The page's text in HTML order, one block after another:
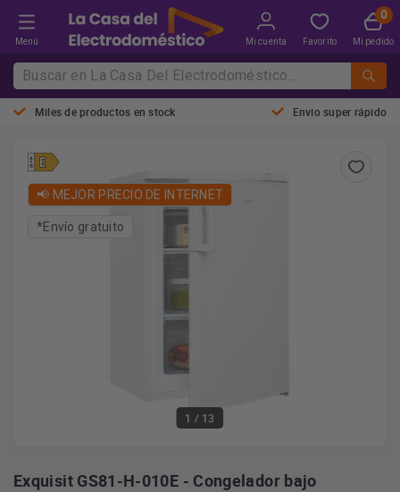
Menú Mi cuenta Favorito Mi pedido
Miles de productos en stock Envio super rápido
1 / 13
📢 MEJOR PRECIO DE INTERNET
*Envío gratuito
Exquisit GS81-H-010E - Congelador bajo